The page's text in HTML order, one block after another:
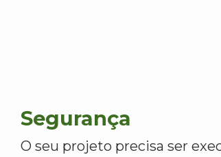
Segurança
O seu projeto precisa ser